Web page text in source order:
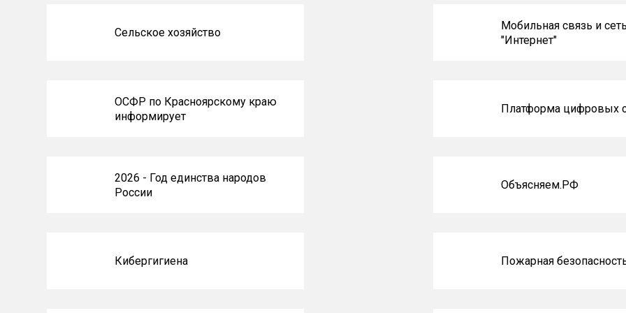
Сельское хозяйство
Мобильная связь и сеть
"Интернет"
ОСФР по Красноярскому краю
информирует
Платформа цифровых
2026 - Год единства народов
России
Объясняем.РФ
Кибергигиена Пожарная